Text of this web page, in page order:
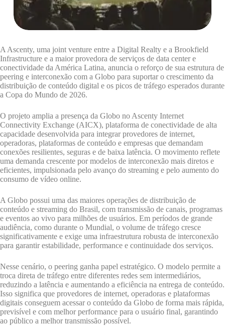
A Ascenty, uma joint venture entre a Digital Realty e a Brookfield
Infrastructure e a maior provedora de serviços de data center e
conectividade da América Latina, anuncia o reforço de sua estrutura de
peering e interconexão com a Globo para suportar o crescimento da
distribuição de conteúdo digital e os picos de tráfego esperados durante
a Copa do Mundo de 2026.
O projeto amplia a presença da Globo no Ascenty Internet
Connectivity Exchange (AICX), plataforma de conectividade de alta
capacidade desenvolvida para integrar provedores de internet,
operadoras, plataformas de conteúdo e empresas que demandam
conexões resilientes, seguras e de baixa latência. O movimento reflete
uma demanda crescente por modelos de interconexão mais diretos e
eficientes, impulsionada pelo avanço do streaming e pelo aumento do
consumo de vídeo online.
A Globo possui uma das maiores operações de distribuição de
conteúdo e streaming do Brasil, com transmissão de canais, programas
e eventos ao vivo para milhões de usuários. Em períodos de grande
audiência, como durante o Mundial, o volume de tráfego cresce
significativamente e exige uma infraestrutura robusta de interconexão
para garantir estabilidade, performance e continuidade dos serviços.
Nesse cenário, o peering ganha papel estratégico. O modelo permite a
troca direta de tráfego entre diferentes redes sem intermediários,
reduzindo a latência e aumentando a eficiência na entrega de conteúdo.
Isso significa que provedores de internet, operadoras e plataformas
digitais conseguem acessar o conteúdo da Globo de forma mais rápida,
previsível e com melhor performance para o usuário final, garantindo
ao público a melhor transmissão possível.